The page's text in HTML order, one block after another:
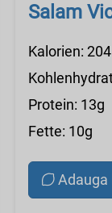
Salam
Kalorien: 204
Protein: 13g
Fette: 10g
Adauga